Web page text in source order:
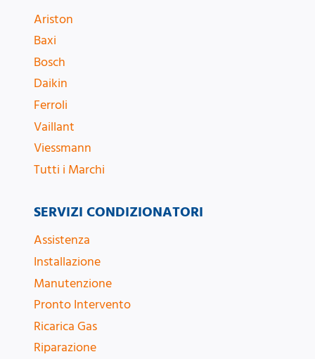
Ariston
Baxi
Bosch
Daikin
Ferroli
Vaillant
Viessmann
Tutti i Marchi
SERVIZI CONDIZIONATORI
Assistenza
Installazione
Manutenzione
Pronto Intervento
Ricarica Gas
Riparazione